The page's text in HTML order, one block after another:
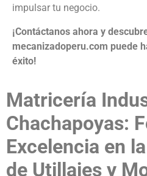
impulsar tu negocio.
¡Contáctanos ahora y
mecanizadoperu.com puede
éxito!
Matricería
Chachapoyas:
Excelencia en
de Utillajes y